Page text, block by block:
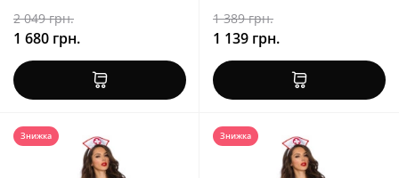
2 049 грн.
1 680 грн.
1 389 грн.
1 139 грн.
Знижка Знижка